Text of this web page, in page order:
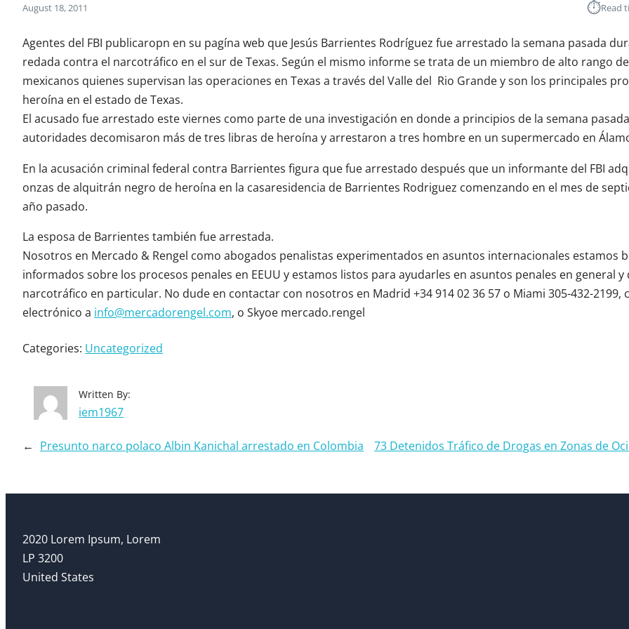
August 18, 2011 ⏱︎Read
Agentes del FBI publicaropn en su pagína web que Jesús Barrientes Rodríguez fue arrestado la semana pasada
redada contra el narcotráfico en el sur de Texas. Según el mismo informe se trata de un miembro de alto rango
mexicanos quienes supervisan las operaciones en Texas a través del Valle del Rio Grande y son los principales
heroína en el estado de Texas.
El acusado fue arrestado este viernes como parte de una investigación en donde a principios de la semana
autoridades decomisaron más de tres libras de heroína y arrestaron a tres hombre en un supermercado en
En la acusación criminal federal contra Barrientes figura que fue arrestado después que un informante del FBI
onzas de alquitrán negro de heroína en la casaresidencia de Barrientes Rodriguez comenzando en el mes de
año pasado.
La esposa de Barrientes también fue arrestada.
Nosotros en Mercado & Rengel como abogados penalistas experimentados en asuntos internacionales estamos
informados sobre los procesos penales en EEUU y estamos listos para ayudarles en asuntos penales en general y
narcotráfico en particular. No dude en contactar con nosotros en Madrid +34 914 02 36 57 o Miami 305-432-2199,
electrónico a info@mercadorengel.com, o Skyoe mercado.rengel
Categories: Uncategorized
Written By:
iem1967
← Presunto narco polaco Albin Kanichal arrestado en Colombia 73 Detenidos Tráfico de Drogas en Zonas de
2020 Lorem Ipsum, Lorem
LP 3200
United States